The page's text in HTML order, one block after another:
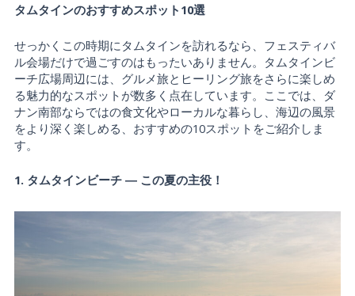
タムタインのおすすめスポット10選
せっかくこの時期にタムタインを訪れるなら、フェスティバ
ル会場だけで過ごすのはもったいありません。タムタインビ
ーチ広場周辺には、グルメ旅とヒーリング旅をさらに楽しめ
る魅力的なスポットが数多く点在しています。ここでは、ダ
ナン南部ならではの食文化やローカルな暮らし、海辺の風景
をより深く楽しめる、おすすめの10スポットをご紹介しま
す。
1. タムタインビーチ ― この夏の主役！